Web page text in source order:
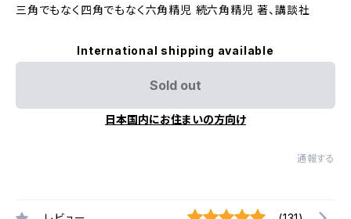
三角でもなく四角でもなく六角精児 続六角精児 著、講談社
International shipping available
Sold out
日本国内にお住まいの方向け
通報する